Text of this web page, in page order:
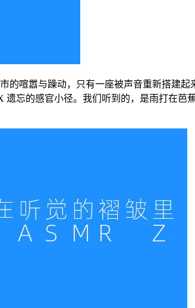
的喧嚣与躁动，只有一座被声音重新搭建
忘的感官小径。我们听到的，是雨打在芭